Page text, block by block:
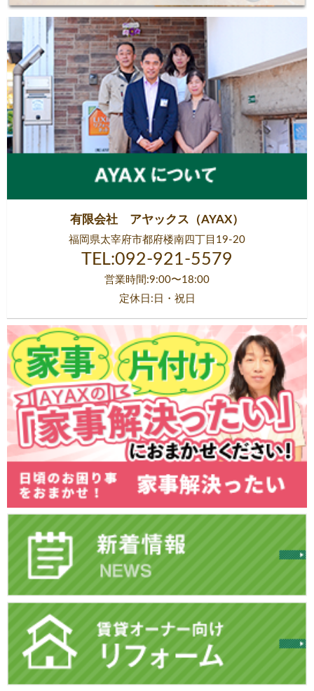
有限会社 アヤックス（AYAX）
福岡県太宰府市都府楼南四丁目19-20
TEL:092-921-5579
営業時間:9:00〜18:00
定休日:日・祝日